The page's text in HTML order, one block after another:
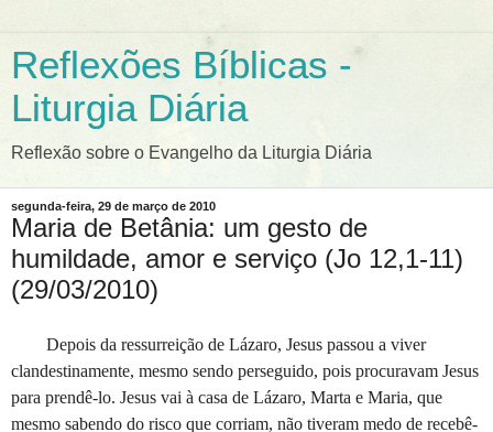
Reflexões Bíblicas -
Liturgia Diária
Reflexão sobre o Evangelho da Liturgia Diária
segunda-feira, 29 de março de 2010
Maria de Betânia: um gesto de
humildade, amor e serviço (Jo 12,1-11)
(29/03/2010)
Depois da ressurreição de Lázaro, Jesus passou a viver
clandestinamente, mesmo sendo perseguido, pois procuravam Jesus
para prendê-lo. Jesus vai à casa de Lázaro, Marta e Maria, que
mesmo sabendo do risco que corriam, não tiveram medo de recebê-